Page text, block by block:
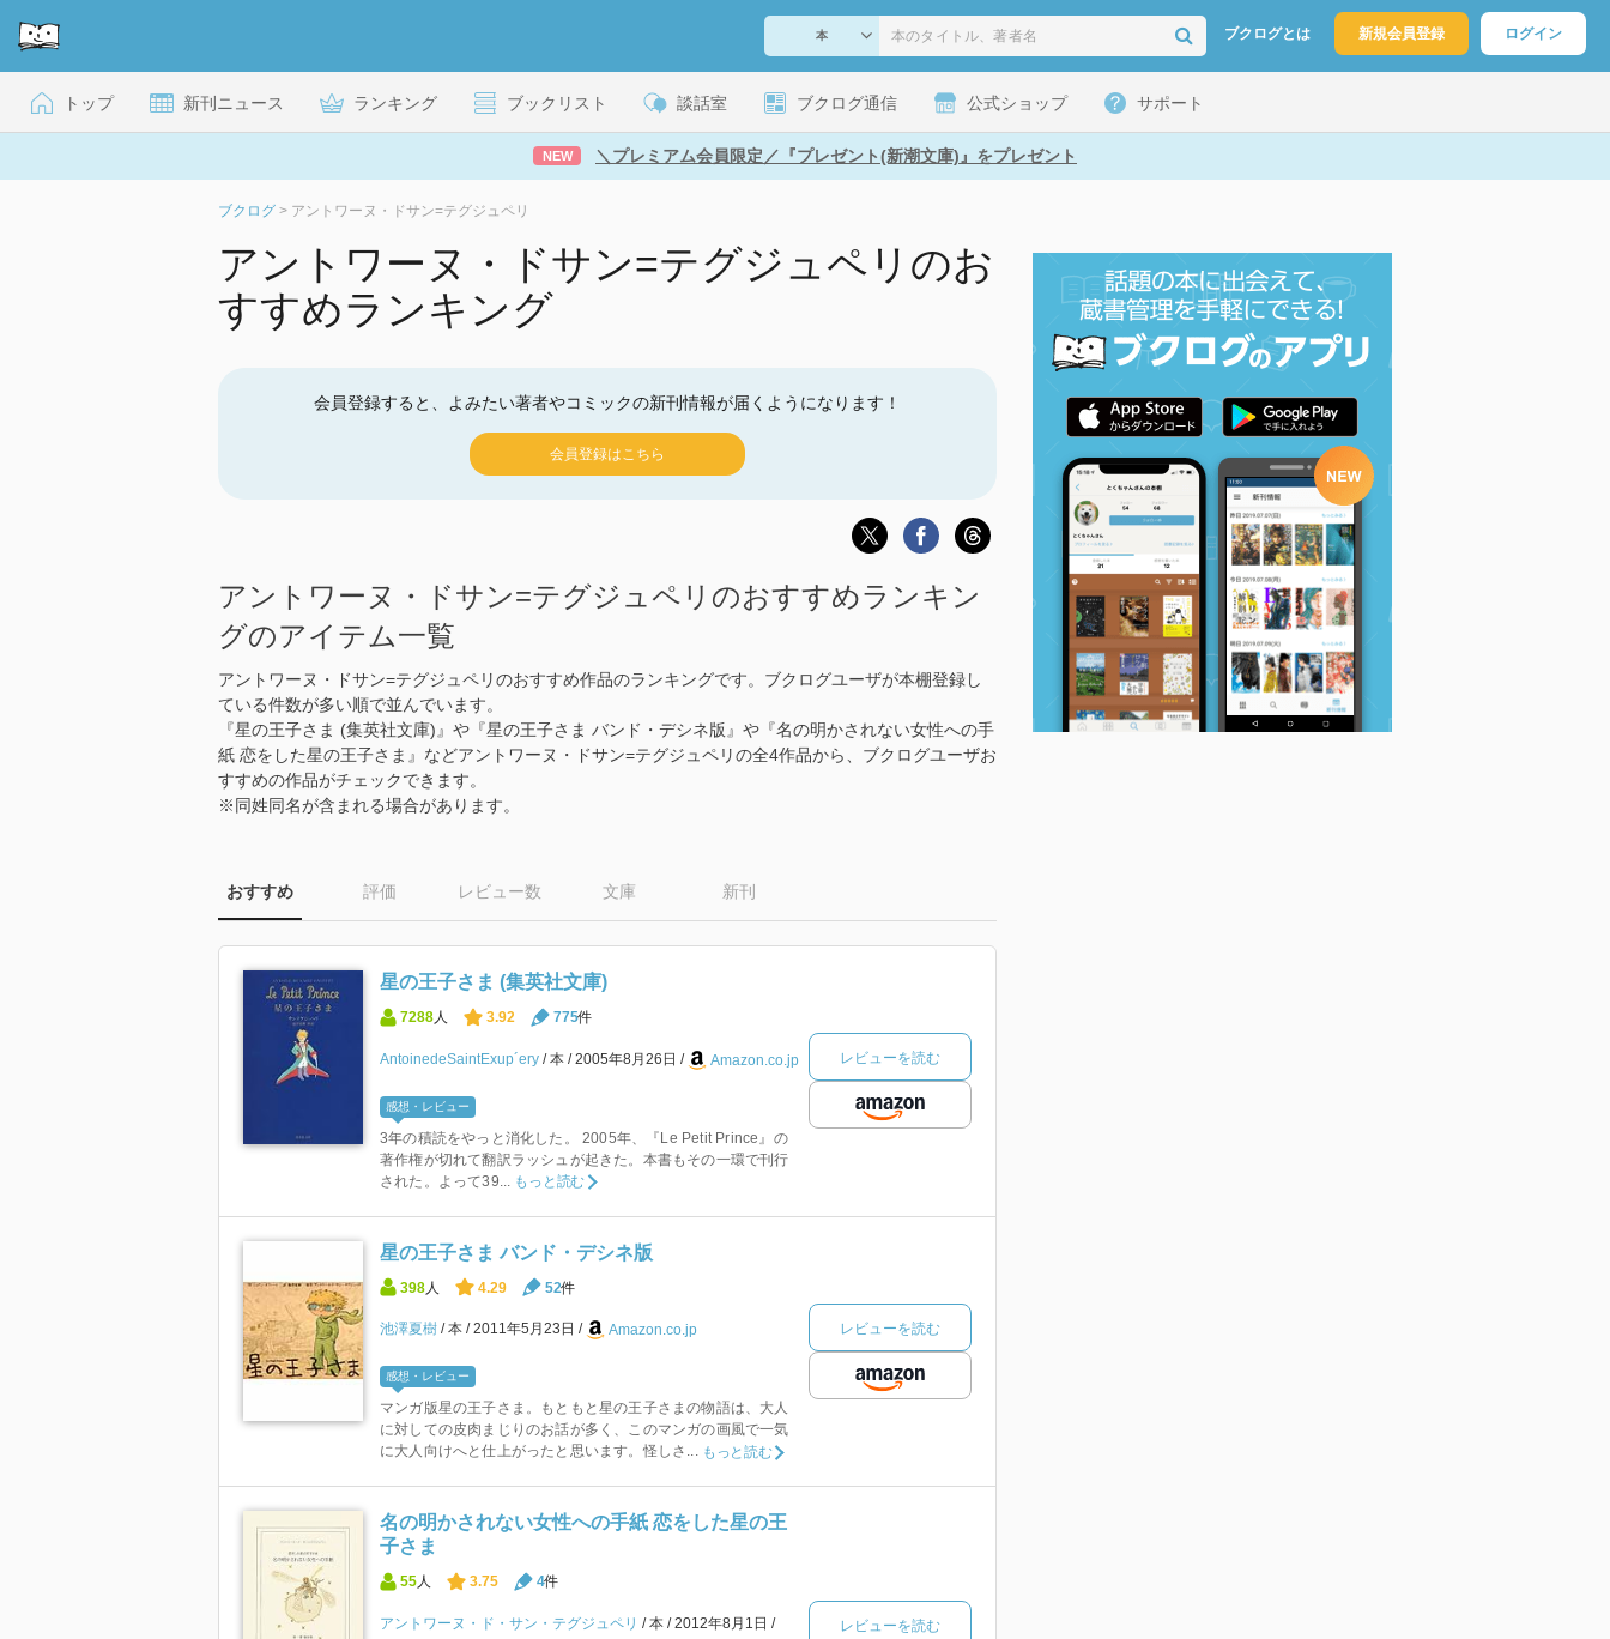
ブクログとは 新規会員登録 ログイン
トップ 新刊ニュース ランキング ブックリスト 談話室 ブクログ通信 公式ショップ サポート
NEW ＼プレミアム会員限定／『プレゼント(新潮文庫)』をプレゼント
ブクログ > アントワーヌ・ドサン=テグジュペリ
アントワーヌ・ドサン=テグジュペリのお
すすめランキング
会員登録すると、よみたい著者やコミックの新刊情報が届くようになります！
会員登録はこちら
アントワーヌ・ドサン=テグジュペリのおすすめランキン
グのアイテム一覧
アントワーヌ・ドサン=テグジュペリのおすすめ作品のランキングです。ブクログユーザが本棚登録し
ている件数が多い順で並んでいます。
『星の王子さま (集英社文庫)』や『星の王子さま バンド・デシネ版』や『名の明かされない女性への手
紙 恋をした星の王子さま』などアントワーヌ・ドサン=テグジュペリの全4作品から、ブクログユーザお
すすめの作品がチェックできます。
※同姓同名が含まれる場合があります。
おすすめ 評価 レビュー数 文庫 新刊
星の王子さま (集英社文庫)
7288人 3.92 775件
AntoinedeSaintExup´ery 本 2005年8月26日 Amazon.co.jp
感想・レビュー
3年の積読をやっと消化した。 2005年、『Le Petit Prince』の
著作権が切れて翻訳ラッシュが起きた。本書もその一環で刊行
された。よって39...
もっと読む
レビューを読む
星の王子さま バンド・デシネ版
398 人 4.29 52件
池澤夏樹 本 2011年5月23日 Amazon.co.jp
感想・レビュー
マンガ版星の王子さま。もともと星の王子さまの物語は、大人
に対しての皮肉まじりのお話が多く、このマンガの画風で一気
に大人向けへと仕上がったと思います。怪しさ... もっと読む
レビューを読む
名の明かされない女性への手紙 恋をした星の王
子さま
55人 3.75 4件
アントワーヌ・ド・サン・テグジュペリ 本
2012年8月1日
レビューを読む